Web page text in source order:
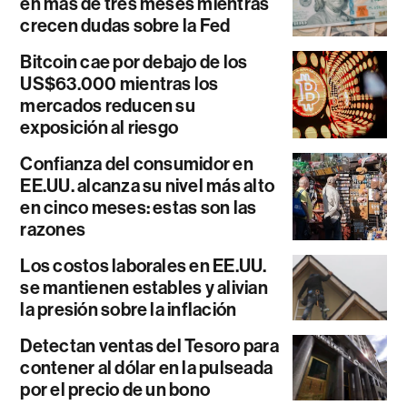
crecen dudas sobre la Fed
Bitcoin cae por debajo de los
US$63.000 mientras los
mercados reducen su
exposición al riesgo
Confianza del consumidor en
EE.UU. alcanza su nivel más alto
en cinco meses: estas son las
razones
Los costos laborales en EE.UU.
se mantienen estables y alivian
la presión sobre la inflación
Detectan ventas del Tesoro para
contener al dólar en la pulseada
por el precio de un bono